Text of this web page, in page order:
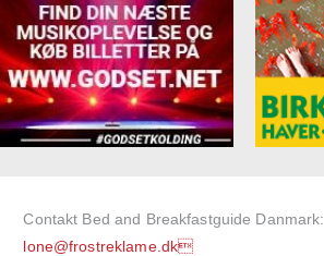
Contakt Bed and Breakfastguide Danmark:
lone@frostreklame.dk